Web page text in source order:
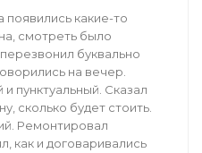
какие-то
смотреть было
буквально
на вечер.
пунктуальный. Сказал
сколько будет стоить.
Ремонтировал
как и договаривались